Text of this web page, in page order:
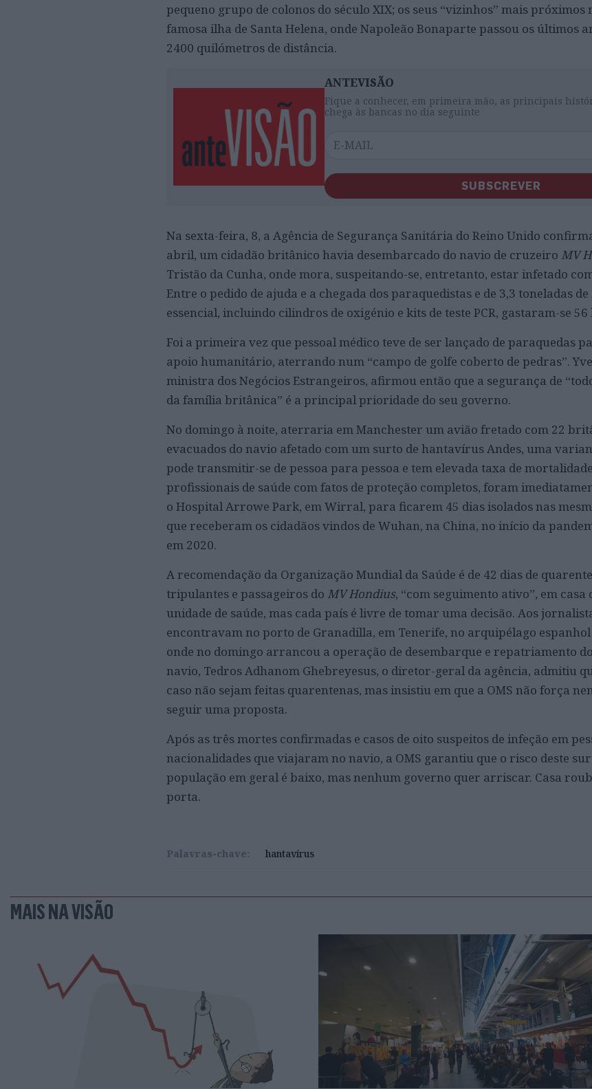
pequeno grupo de colonos do século XIX; os seus “vizinhos” mais próximos
famosa ilha de Santa Helena, onde Napoleão Bonaparte passou os últimos
2400 quilómetros de distância.
ANTEVISÃO
Fique a conhecer, em primeira mão, as principais
chega às bancas no dia seguinte
SUBSCREVER
Na sexta-feira, 8, a Agência de Segurança Sanitária do Reino Unido
abril, um cidadão britânico havia desembarcado do navio de cruzeiro MV
Tristão da Cunha, onde mora, suspeitando-se, entretanto, estar infetado
Entre o pedido de ajuda e a chegada dos paraquedistas e de 3,3 toneladas
essencial, incluindo cilindros de oxigénio e kits de teste PCR, gastaram-se 56
Foi a primeira vez que pessoal médico teve de ser lançado de paraquedas
apoio humanitário, aterrando num “campo de golfe coberto de pedras”.
ministra dos Negócios Estrangeiros, afirmou então que a segurança de
da família britânica” é a principal prioridade do seu governo.
No domingo à noite, aterraria em Manchester um avião fretado com 22
evacuados do navio afetado com um surto de hantavírus Andes, uma
pode transmitir-se de pessoa para pessoa e tem elevada taxa de
profissionais de saúde com fatos de proteção completos, foram
o Hospital Arrowe Park, em Wirral, para ficarem 45 dias isolados nas
que receberam os cidadãos vindos de Wuhan, na China, no início da
em 2020.
A recomendação da Organização Mundial da Saúde é de 42 dias de
tripulantes e passageiros do MV Hondius, “com seguimento ativo”, em casa
unidade de saúde, mas cada país é livre de tomar uma decisão. Aos
encontravam no porto de Granadilla, em Tenerife, no arquipélago espanhol
onde no domingo arrancou a operação de desembarque e repatriamento
navio, Tedros Adhanom Ghebreyesus, o diretor-geral da agência, admitiu
caso não sejam feitas quarentenas, mas insistiu em que a OMS não força
seguir uma proposta.
Após as três mortes confirmadas e casos de oito suspeitos de infeção em
nacionalidades que viajaram no navio, a OMS garantiu que o risco deste
população em geral é baixo, mas nenhum governo quer arriscar. Casa
porta.
Palavras-chave: hantavírus
MAIS NA VISÃO